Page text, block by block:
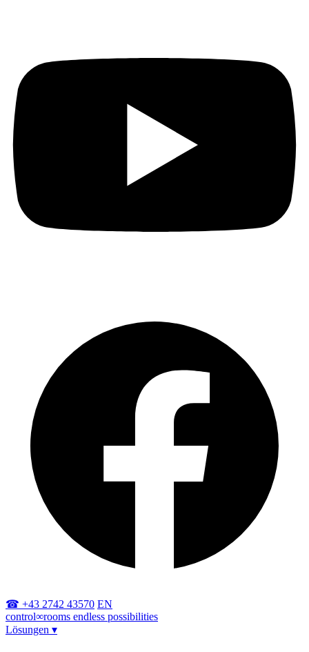
☎ +43 2742 43570 EN
control∞rooms endless possibilities
Lösungen ▾